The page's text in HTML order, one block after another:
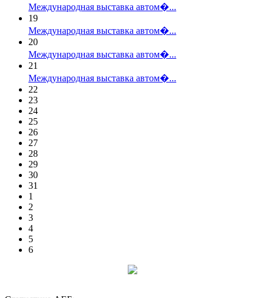
Международная выставка автом�...
19
Международная выставка автом�...
20
Международная выставка автом�...
21
Международная выставка автом�...
22
23
24
25
26
27
28
29
30
31
1
2
3
4
5
6